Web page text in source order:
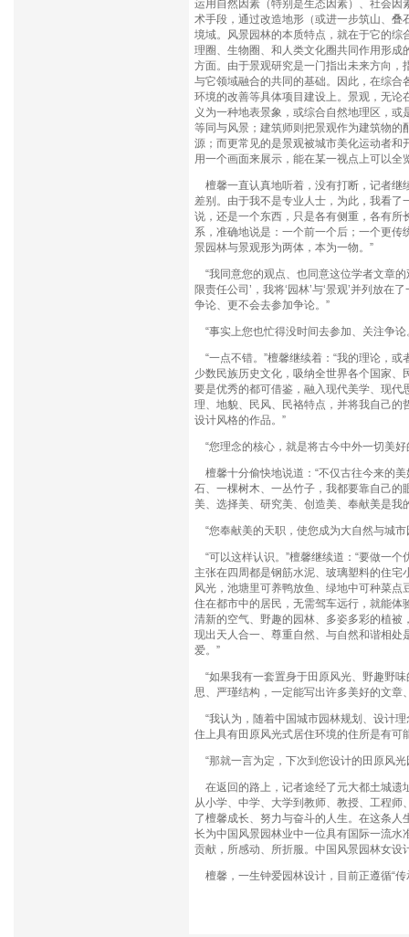
运用自然因素（特别是生态因素）、社会
术手段，通过改造地形（或进一步筑山、
境域。风景园林的本质特点，就在于它的综
理圈、生物圈、和人类文化圈共同作用形
方面。由于景观研究是一门指出未来方向
与它领域融合的共同的基础。因此，在综
环境的改善等具体项目建设上。景观，无
义为一种地表景象，或综合自然地理区，
等同与风景；建筑师则把景观作为建筑物
源；而更常见的是景观被城市美化运动者
用一个画面来展示，能在某一视点上可以全
檀馨一直认真地听着，没有打断，记者继
差别。由于我不是专业人士，为此，我看
说，还是一个东西，只是各有侧重，各有
系，准确地说是：一个前一个后；一个更
景园林与景观形为两体，本为一物。”
“我同意您的观点、也同意这位学者文章的
限责任公司’，我将‘园林’与‘景观’并列放
争论、更不会去参加争论。”
“事实上您也忙得没时间去参加、关注争论
“一点不错。”檀馨继续着：“我的理论，
少数民族历史文化，吸纳全世界各个国家
要是优秀的都可借鉴，融入现代美学、现
理、地貌、民风、民袼特点，并将我自己
设计风格的作品。”
“您理念的核心，就是将古今中外一切美
檀馨十分偷快地说道：“不仅古往今来的
石、一棵树木、一丛竹子，我都要靠自己
美、选择美、研究美、创造美、奉献美是我
“您奉献美的天职，使您成为大自然与城
“可以这样认识。”檀馨继续道：“要做一
主张在四周都是钢筋水泥、玻璃塑料的住
风光，池塘里可养鸭放鱼、绿地中可种菜
住在都市中的居民，无需驾车远行，就能
清新的空气、野趣的园林、多姿多彩的植
现出天人合一、尊重自然、与自然和谐相
爱。”
“如果我有一套置身于田原风光、野趣野
思、严瑾结构，一定能写出许多美好的文章
“我认为，随着中国城市园林规划、设计
住上具有田原风光式居住环境的住所是有可
“那就一言为定，下次到您设计的田原风
在返回的路上，记者途经了元大都土城遗
从小学、中学、大学到教师、教授、工程
了檀馨成长、努力与奋斗的人生。在这条
长为中国风景园林业中一位具有国际一流
贡献，所感动、所折服。中国风景园林女
檀馨，一生钟爱园林设计，目前正遵循“